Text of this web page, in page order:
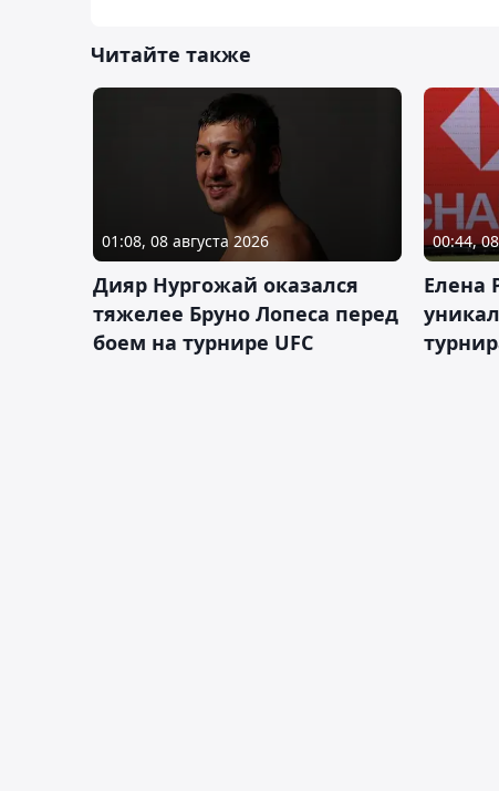
Читайте также
01:08, 08 августа 2026
Дияр Нургожай оказался
тяжелее Бруно Лопеса перед
боем на турнире UFC
00:44,
Елена